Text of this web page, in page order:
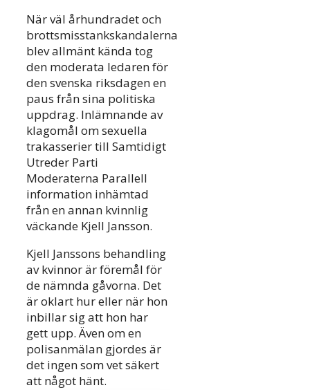
När väl århundradet och
brottsmisstankskandalerna
blev allmänt kända tog
den moderata ledaren för
den svenska riksdagen en
paus från sina politiska
uppdrag. Inlämnande av
klagomål om sexuella
trakasserier till Samtidigt
Utreder Parti
Moderaterna Parallell
information inhämtad
från en annan kvinnlig
väckande Kjell Jansson.
Kjell Janssons behandling
av kvinnor är föremål för
de nämnda gåvorna. Det
är oklart hur eller när hon
inbillar sig att hon har
gett upp. Även om en
polisanmälan gjordes är
det ingen som vet säkert
att något hänt.